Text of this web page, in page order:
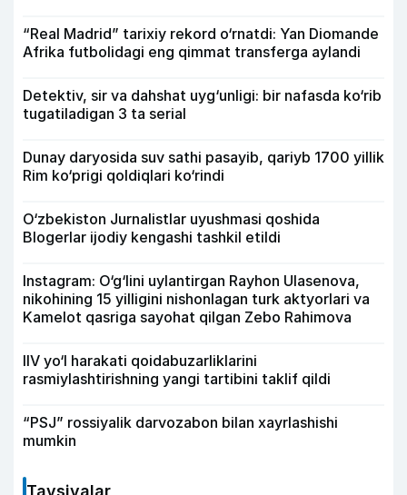
“Real Madrid” tarixiy rekord o‘rnatdi: Yan Diomande
Afrika futbolidagi eng qimmat transferga aylandi
Detektiv, sir va dahshat uyg‘unligi: bir nafasda ko‘rib
tugatiladigan 3 ta serial
Dunay daryosida suv sathi pasayib, qariyb 1700 yillik
Rim ko‘prigi qoldiqlari ko‘rindi
O‘zbekiston Jurnalistlar uyushmasi qoshida
Blogerlar ijodiy kengashi tashkil etildi
Instagram: O‘g‘lini uylantirgan Rayhon Ulasenova,
nikohining 15 yilligini nishonlagan turk aktyorlari va
Kamelot qasriga sayohat qilgan Zebo Rahimova
IIV yo‘l harakati qoidabuzarliklarini
rasmiylashtirishning yangi tartibini taklif qildi
“PSJ” rossiyalik darvozabon bilan xayrlashishi
mumkin
Tavsiyalar